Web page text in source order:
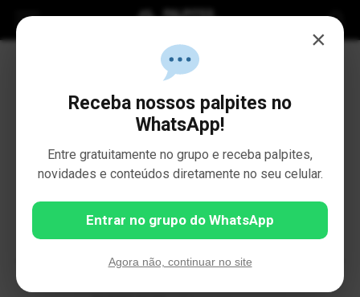
STORIES BY SUSU
×
Receba nossos palpites no
WhatsApp!
Entre gratuitamente no grupo e receba palpites,
novidades e conteúdos diretamente no seu celular.
Entrar no grupo do WhatsApp
Agora não, continuar no site